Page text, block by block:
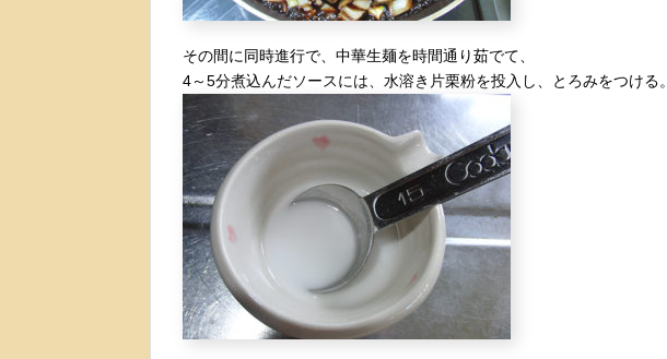
その間に同時進行で、中華生麺を時間通り茹でて、
4～5分煮込んだソースには、水溶き片栗粉を投入し、とろみをつける。